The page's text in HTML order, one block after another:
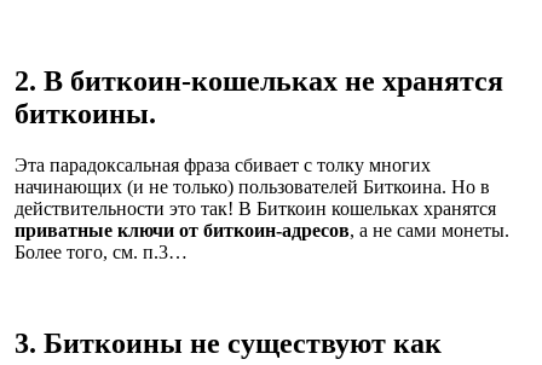
2. В биткоин-кошельках не хранятся
биткоины.
Эта парадоксальная фраза сбивает с толку многих
начинающих (и не только) пользователей Биткоина. Но в
действительности это так! В Биткоин кошельках хранятся
приватные ключи от биткоин-адресов, а не сами монеты.
Более того, см. п.3…
3. Биткоины не существуют как